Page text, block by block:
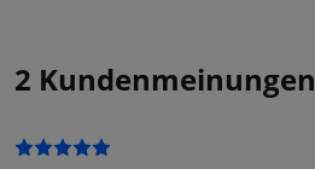
2 Kundenmeinungen